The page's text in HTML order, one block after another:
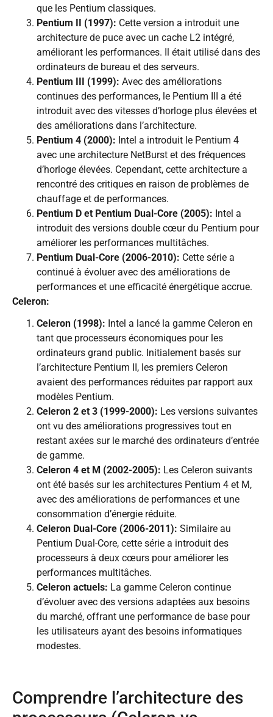
que les Pentium classiques.
Pentium II (1997): Cette version a introduit une
architecture de puce avec un cache L2 intégré,
améliorant les performances. Il était utilisé dans des
ordinateurs de bureau et des serveurs.
Pentium III (1999): Avec des améliorations
continues des performances, le Pentium III a été
introduit avec des vitesses d’horloge plus élevées et
des améliorations dans l’architecture.
Pentium 4 (2000): Intel a introduit le Pentium 4
avec une architecture NetBurst et des fréquences
d’horloge élevées. Cependant, cette architecture a
rencontré des critiques en raison de problèmes de
chauffage et de performances.
Pentium D et Pentium Dual-Core (2005): Intel a
introduit des versions double cœur du Pentium pour
améliorer les performances multitâches.
Pentium Dual-Core (2006-2010): Cette série a
continué à évoluer avec des améliorations de
performances et une efficacité énergétique accrue.
Celeron:
Celeron (1998): Intel a lancé la gamme Celeron en
tant que processeurs économiques pour les
ordinateurs grand public. Initialement basés sur
l’architecture Pentium II, les premiers Celeron
avaient des performances réduites par rapport aux
modèles Pentium.
Celeron 2 et 3 (1999-2000): Les versions suivantes
ont vu des améliorations progressives tout en
restant axées sur le marché des ordinateurs d’entrée
de gamme.
Celeron 4 et M (2002-2005): Les Celeron suivants
ont été basés sur les architectures Pentium 4 et M,
avec des améliorations de performances et une
consommation d’énergie réduite.
Celeron Dual-Core (2006-2011): Similaire au
Pentium Dual-Core, cette série a introduit des
processeurs à deux cœurs pour améliorer les
performances multitâches.
Celeron actuels: La gamme Celeron continue
d’évoluer avec des versions adaptées aux besoins
du marché, offrant une performance de base pour
les utilisateurs ayant des besoins informatiques
modestes.
Comprendre l’architecture des